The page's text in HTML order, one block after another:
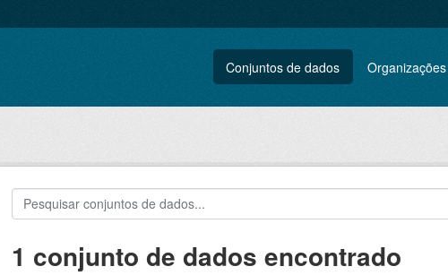
Conjuntos de dados Organizações
1 conjunto de dados encontrado